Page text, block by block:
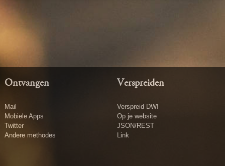
Ontvangen
Mail
Mobiele Apps
Twitter
Andere methodes
Verspreiden
Verspreid DW!
Op je website
JSON/REST
Link